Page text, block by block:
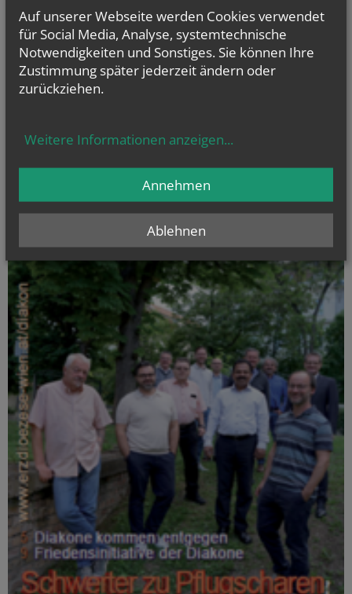
Evangelium
Joh 12, 24-26
Wenn das Weizenkorn stirbt, bringt es reiche Frucht
Auf unserer Webseite werden Cookies verwendet
für Social Media, Analyse, systemtechnische
Notwendigkeiten und Sonstiges. Sie können Ihre
Zustimmung später jederzeit ändern oder
zurückziehen.
Weitere Informationen anzeigen...
Ablehnen
Annehmen